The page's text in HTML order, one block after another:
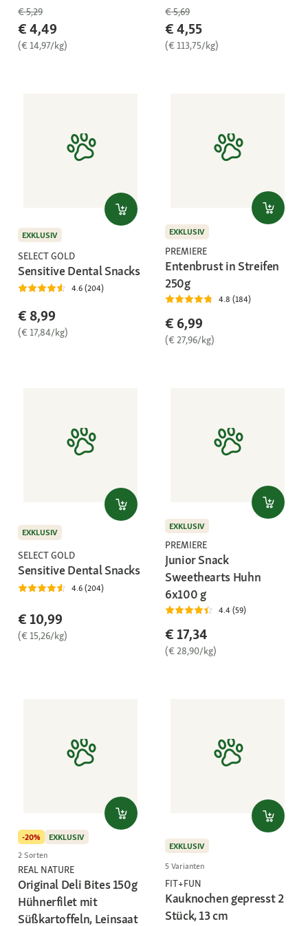
€ 5,29
€ 4,49
(€ 14,97/kg)
€ 5,69
€ 4,55
(€ 113,75/kg)
EXKLUSIV
SELECT GOLD
Sensitive Dental Snacks
4.6 (204)
€ 8,99
(€ 17,84/kg)
EXKLUSIV
PREMIERE
Entenbrust in Streifen
250g
4.8 (184)
€ 6,99
(€ 27,96/kg)
EXKLUSIV
SELECT GOLD
Sensitive Dental Snacks
4.6 (204)
€ 10,99
(€ 15,26/kg)
EXKLUSIV
PREMIERE
Junior Snack
Sweethearts Huhn
6x100 g
4.4 (59)
€ 17,34
(€ 28,90/kg)
-20%
EXKLUSIV
2 Sorten
REAL NATURE
Original Deli Bites 150g
Hühnerfilet mit
Süßkartoffeln, Leinsaat
EXKLUSIV
5 Varianten
FIT+FUN
Kauknochen gepresst 2
Stück, 13 cm